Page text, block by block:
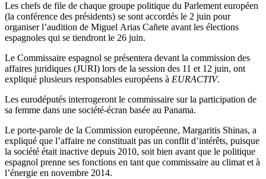
Les chefs de file de chaque groupe politique du Parlement européen
(la conférence des présidents) se sont accordés le 2 juin pour
organiser l’audition de Miguel Arias Cañete avant les élections
espagnoles qui se tiendront le 26 juin.
Le Commissaire espagnol se présentera devant la commission des
affaires juridiques (JURI) lors de la session des 11 et 12 juin, ont
expliqué plusieurs responsables européens à EURACTIV.
Les eurodéputés interrogeront le commissaire sur la participation de
sa femme dans une société-écran basée au Panama.
Le porte-parole de la Commission européenne, Margaritis Shinas, a
expliqué que l’affaire ne constituait pas un conflit d’intérêts, puisque
la société était inactive depuis 2010, soit bien avant que le politique
espagnol prenne ses fonctions en tant que commissaire au climat et à
l’énergie en novembre 2014.